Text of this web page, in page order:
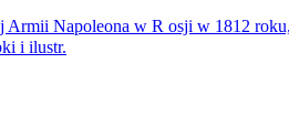
Armii Napoleona w R osji w 1812
i ilustr.